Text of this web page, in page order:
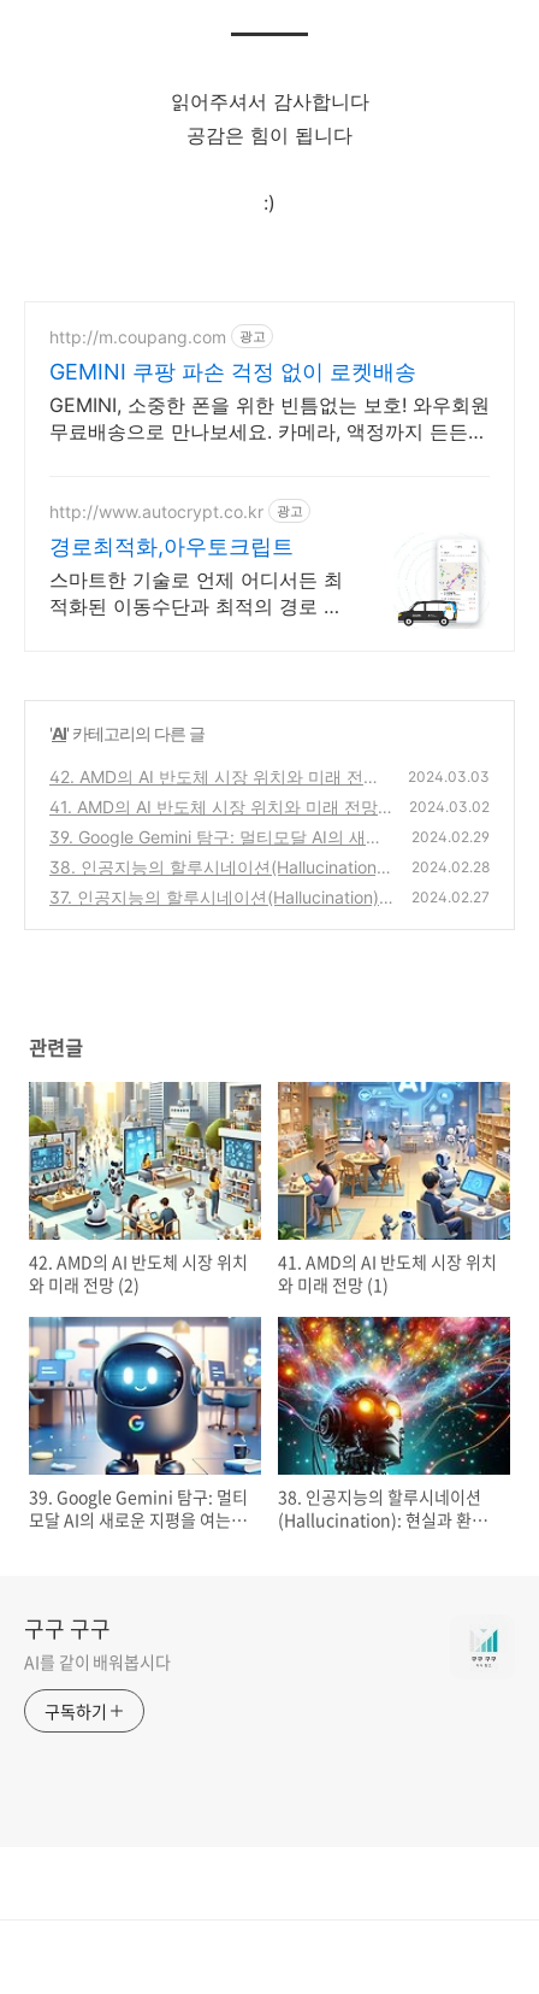
읽어주셔서 감사합니다
공감은 힘이 됩니다
:)
http://m.coupang.com 광고
GEMINI 쿠팡 파손 걱정 없이 로켓배송
GEMINI, 소중한 폰을 위한 빈틈없는 보호! 와우회원
무료배송으로 만나보세요. 카메라, 액정까지 든든하
http://www.autocrypt.co.kr 광고
경로최적화,아우토크립트
스마트한 기술로 언제 어디서든 최
적화된 이동수단과 최적의 경로 제
'AI' 카테고리의 다른 글
42. AMD의 AI 반도체 시장 위치와 미래 전망
(2)
(0)
2024.03.03
41. AMD의 AI 반도체 시장 위치와 미래 전망
(1)
(0)
2024.03.02
39. Google Gemini 탐구: 멀티모달 AI의 새로
운 지평을 여는 길 (1)
(0)
2024.02.29
38. 인공지능의 할루시네이션(Hallucination):
현실과 환상 사이 (2)
(0)
2024.02.28
37. 인공지능의 할루시네이션(Hallucination):
2024.02.27
관련글
42. AMD의 AI 반도체 시장 위치
와 미래 전망 (2)
41. AMD의 AI 반도체 시장 위치
와 미래 전망 (1)
39. Google Gemini 탐구: 멀티
모달 AI의 새로운 지평을 여는
38. 인공지능의 할루시네이션
(Hallucination): 현실과 환상
구구 구구
AI를 같이 배워봅시다
구독하기